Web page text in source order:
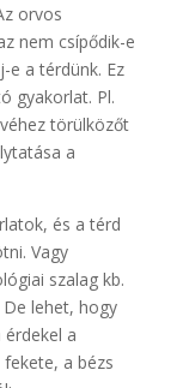
orvos
nem csípődik-e
e a térdünk. Ez
gyakorlat. Pl.
törülközőt
a
és a térd
Vagy
szalag kb.
lehet, hogy
érdekel a
a bézs